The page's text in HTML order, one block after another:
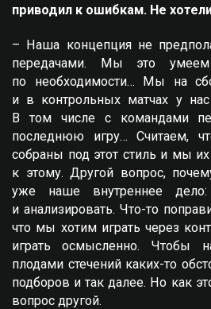
приводил к ошибкам. Не
– Наша концепция не
передачами. Мы это
по необходимости… Мы на
и в контрольных матчах у нас
В том числе с командами
последнюю игру… Считаем,
собраны под этот стиль и мы
к этому. Другой вопрос,
уже наше внутреннее дело:
и анализировать. Что-то
что мы хотим играть через
играть осмысленно.
плодами стечений каких-то
подборов и так далее. Но как
вопрос другой.